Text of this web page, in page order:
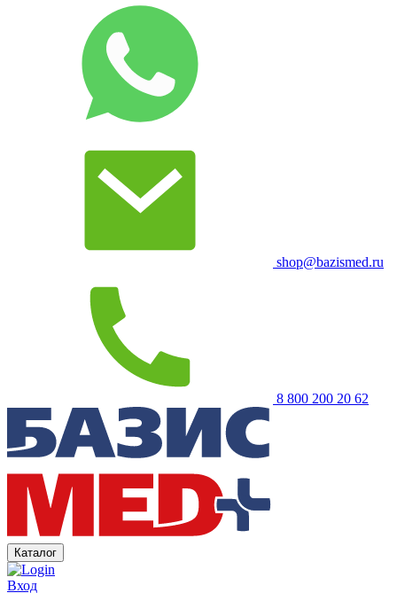
shop@bazismed.ru
8 800 200 20 62
Каталог
Вход